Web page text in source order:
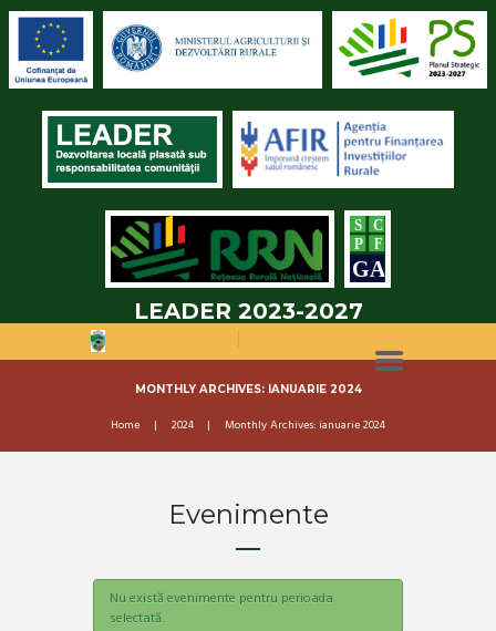
LEADER 2023-2027
MONTHLY ARCHIVES: IANUARIE 2024
Home 2024 Monthly Archives: ianuarie 2024
Evenimente
Nu există evenimente pentru perioada
selectată.